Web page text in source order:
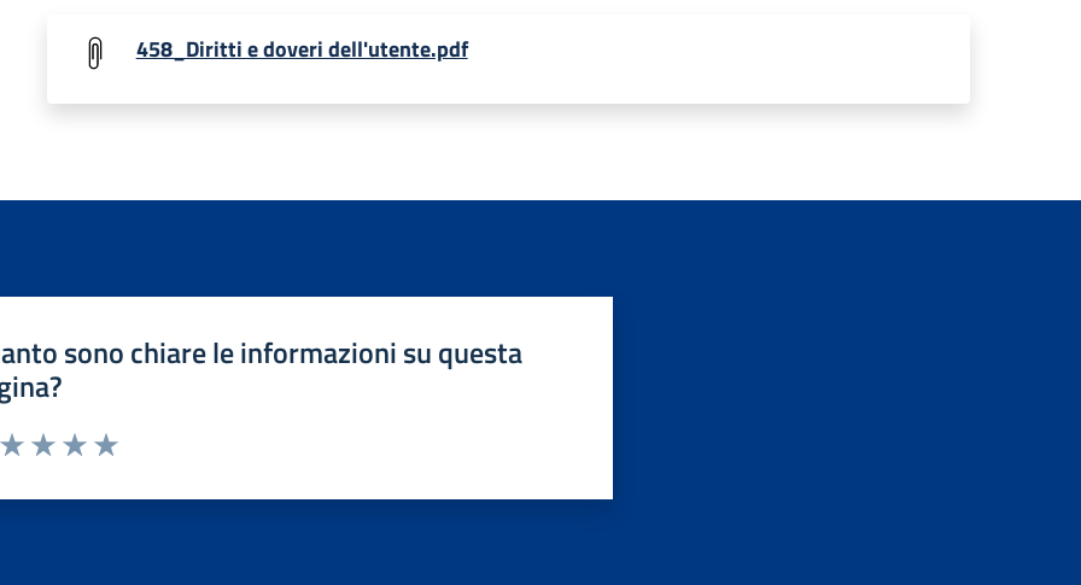
458_Diritti e doveri dell'utente.pdf
sono chiare le informazioni su questa
da 1 a 5 stelle la pagina